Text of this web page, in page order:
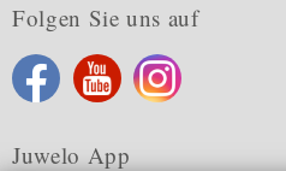
Folgen Sie uns auf
Juwelo App